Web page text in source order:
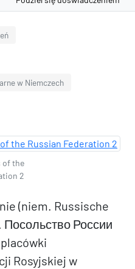
w Niemczech
of the
2
(niem. Russische
России
Rosyjskiej w